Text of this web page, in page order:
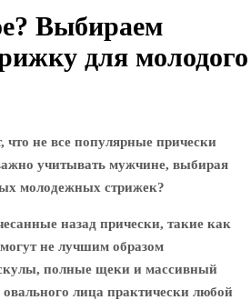
Выбираем
для молодого
не все популярные прически
учитывать мужчине, выбирая
молодежных стрижек?
назад прически, такие как
не лучшим образом
полные щеки и массивный
лица практически любой